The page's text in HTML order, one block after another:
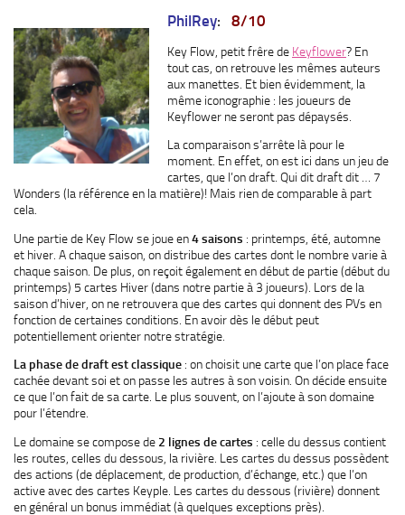
PhilRey: 8/10
Key Flow, petit frêre de Keyflower? En
tout cas, on retrouve les mêmes auteurs
aux manettes. Et bien évidemment, la
même iconographie : les joueurs de
Keyflower ne seront pas dépaysés.
La comparaison s’arrête là pour le
moment. En effet, on est ici dans un jeu de
cartes, que l’on draft. Qui dit draft dit … 7
Wonders (la référence en la matière)! Mais rien de comparable à part
cela.
Une partie de Key Flow se joue en4 saisons : printemps, été, automne
et hiver. A chaque saison, on distribue des cartes dont le nombre varie à
chaque saison. De plus, on reçoit également en début de partie (début du
printemps) 5 cartes Hiver (dans notre partie à 3 joueurs). Lors de la
saison d’hiver, on ne retrouvera que des cartes qui donnent des PVs en
fonction de certaines conditions. En avoir dès le début peut
potentiellement orienter notre stratégie.
La phase de draft est classique : on choisit une carte que l’on place face
cachée devant soi et on passe les autres à son voisin. On décide ensuite
ce que l’on fait de sa carte. Le plus souvent, on l’ajoute à son domaine
pour l’étendre.
Le domaine se compose de 2 lignes de cartes : celle du dessus contient
les routes, celles du dessous, la rivière. Les cartes du dessus possèdent
des actions (de déplacement, de production, d’échange, etc.) que l’on
active avec des cartes Keyple. Les cartes du dessous (rivière) donnent
en général un bonus immédiat (à quelques exceptions près).